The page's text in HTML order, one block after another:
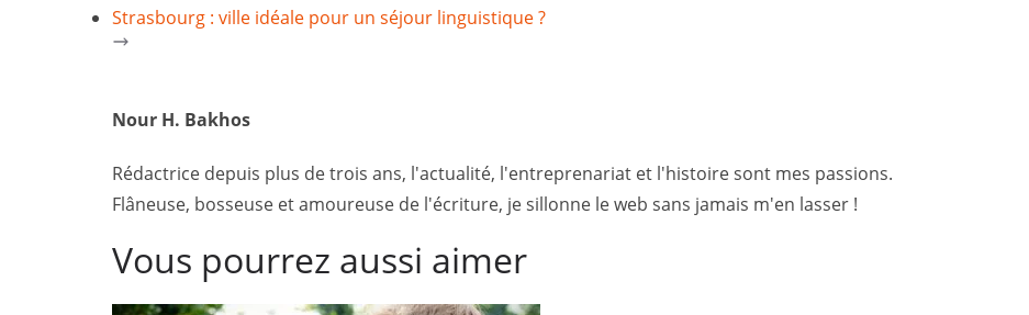
Strasbourg : ville idéale pour un séjour linguistique ?
Nour H. Bakhos
Rédactrice depuis plus de trois ans, l'actualité, l'entreprenariat et l'histoire sont mes passions.
Flâneuse, bosseuse et amoureuse de l'écriture, je sillonne le web sans jamais m'en lasser !
Vous pourrez aussi aimer